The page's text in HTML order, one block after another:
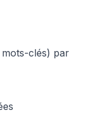
clés) par